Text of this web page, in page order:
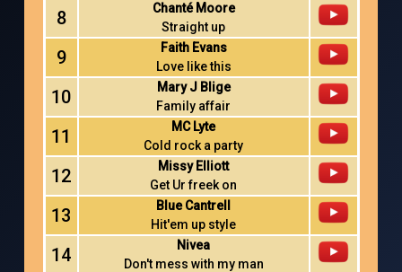
8
Chanté Moore
Straight up
9
Faith Evans
Love like this
10
Mary J Blige
Family affair
11
MC Lyte
Cold rock a party
12
Missy Elliott
Get Ur freek on
13
Blue Cantrell
Hit'em up style
14
Nivea
Don't mess with my man